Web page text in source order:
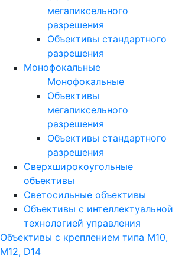
мегапиксельного
разрешения
Объективы стандартного
разрешения
Монофокальные
Монофокальные
Объективы
мегапиксельного
разрешения
Объективы стандартного
разрешения
Сверхширокоугольные
объективы
Светосильные объективы
Объективы с интеллектуальной
технологией управления
Объективы с креплением типа M10,
M12, D14